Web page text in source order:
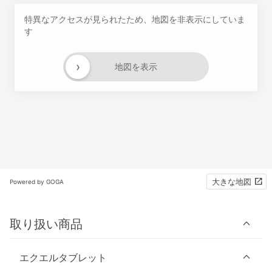
特異なアクセスが見られたため、地図を非表示にしていま
す
地図を表示
›
Powered by GOGA 大きな地図
取り扱い商品
エクエルタブレット